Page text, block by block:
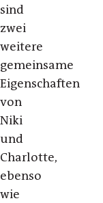
sind
zwei
weitere
gemeinsame
Eigenschaften
von
Niki
und
Charlotte,
ebenso
wie